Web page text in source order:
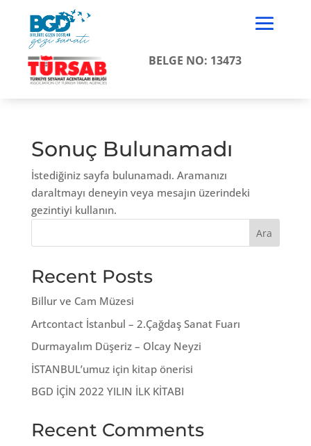
BELGE NO: 13473
Sonuç Bulunamadı
İstediğiniz sayfa bulunamadı. Aramanızı
daraltmayı deneyin veya mesajın üzerindeki
gezintiyi kullanın.
Ara
Recent Posts
Billur ve Cam Müzesi
Artcontact İstanbul – 2.Çağdaş Sanat Fuarı
Durmayalım Düşeriz – Olcay Neyzi
İSTANBUL’umuz için kitap önerisi
BGD İÇİN 2022 YILIN İLK KİTABI
Recent Comments